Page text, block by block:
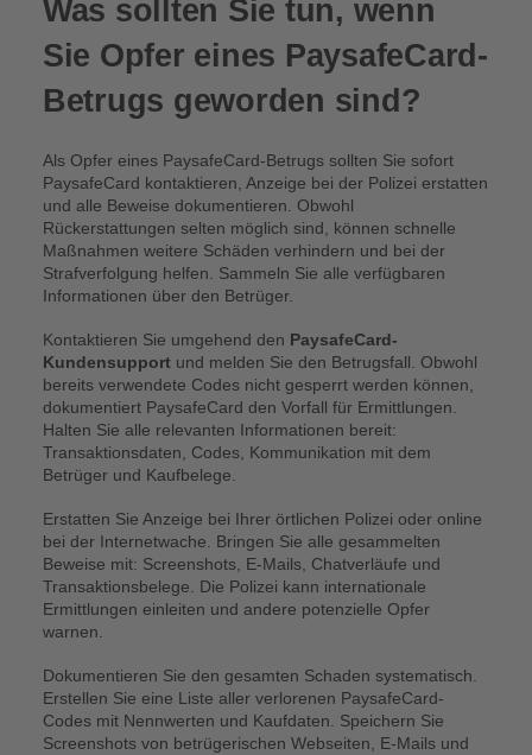
Was sollten Sie tun, wenn
Sie Opfer eines PaysafeCard-
Betrugs geworden sind?
Als Opfer eines PaysafeCard-Betrugs sollten Sie sofort
PaysafeCard kontaktieren, Anzeige bei der Polizei erstatten
und alle Beweise dokumentieren. Obwohl
Rückerstattungen selten möglich sind, können schnelle
Maßnahmen weitere Schäden verhindern und bei der
Strafverfolgung helfen. Sammeln Sie alle verfügbaren
Informationen über den Betrüger.
Kontaktieren Sie umgehend den PaysafeCard-
Kundensupportund melden Sie den Betrugsfall. Obwohl
bereits verwendete Codes nicht gesperrt werden können,
dokumentiert PaysafeCard den Vorfall für Ermittlungen.
Halten Sie alle relevanten Informationen bereit:
Transaktionsdaten, Codes, Kommunikation mit dem
Betrüger und Kaufbelege.
Erstatten Sie Anzeige bei Ihrer örtlichen Polizei oder online
bei der Internetwache. Bringen Sie alle gesammelten
Beweise mit: Screenshots, E-Mails, Chatverläufe und
Transaktionsbelege. Die Polizei kann internationale
Ermittlungen einleiten und andere potenzielle Opfer
warnen.
Dokumentieren Sie den gesamten Schaden systematisch.
Erstellen Sie eine Liste aller verlorenen PaysafeCard-
Codes mit Nennwerten und Kaufdaten. Speichern Sie
Screenshots von betrügerischen Webseiten, E-Mails und